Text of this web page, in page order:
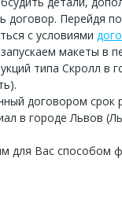
договор. Перейдя
с условиями
макеты в
типа Скролл в
договором срок
в городе Львов
для Вас способом